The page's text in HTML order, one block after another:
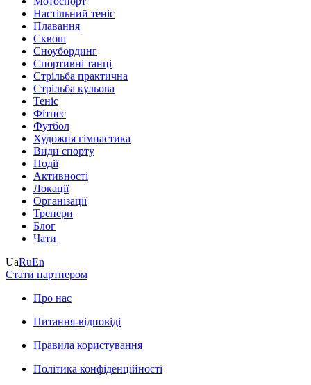
Настільний теніс
Плавання
Сквош
Сноубординг
Спортивні танці
Стрільба практична
Стрільба кульова
Теніс
Фітнес
Футбол
Художня гімнастика
Види спорту
Події
Активності
Локації
Організації
Тренери
Блог
Чати
UaRuEn
Стати партнером
Про нас
Питання-відповіді
Правила користування
Політика конфіденційності